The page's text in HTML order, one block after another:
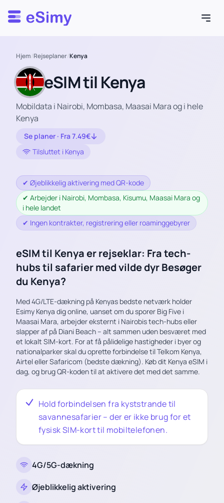
Esimy
Hjem/Rejseplaner/Kenya
eSIM til Kenya
Mobildata i Nairobi, Mombasa, Maasai Mara og i hele
Kenya
Se planer · Fra 7.49€
Tilsluttet i Kenya
✔ Øjeblikkelig aktivering med QR-kode
✔ Arbejder i Nairobi, Mombasa, Kisumu, Maasai Mara og
i hele landet
✔ Ingen kontrakter, registrering eller roaminggebyrer
eSIM til Kenya er rejseklar: Fra tech-
hubs til safarier med vilde dyr Besøger
du Kenya?
Med 4G/LTE-dækning på Kenyas bedste netværk holder
Esimy Kenya dig online, uanset om du sporer Big Five i
Maasai Mara, arbejder eksternt i Nairobis tech-hubs eller
slapper af på Diani Beach – alt sammen uden besværet med
et lokalt SIM-kort. For at få pålidelige hastigheder i byer og
nationalparker skal du oprette forbindelse til Telkom Kenya,
Airtel eller Safaricom (bedste dækning). Køb dit Kenya eSIM i
dag, og brug QR-koden til at aktivere det med det samme.
Hold forbindelsen fra kyststrande til
savannesafarier – der er ikke brug for et
fysisk SIM-kort til mobiltelefonen.
4G/5G-dækning
Øjeblikkelig aktivering